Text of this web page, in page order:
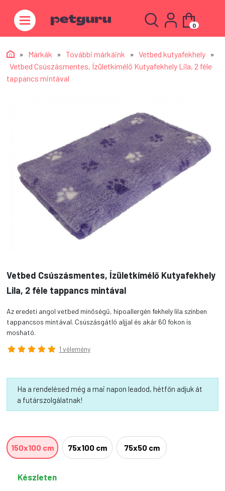
0
» Márkák » További márkáink » Vetbed kutyafekhely »
Vetbed Csúszásmentes, Ízületkímélő Kutyafekhely Lila, 2 féle
tappancs mintával
Vetbed Csúszásmentes, Ízületkímélő Kutyafekhely
Lila, 2 féle tappancs mintával
Az eredeti angol vetbed minőségű, hipoallergén fekhely lila színben
tappancsos mintával. Csúszásgátló aljjal és akár 60 fokon is
mosható.
1 vélemény
Ha a rendelésed még a mai napon leadod, hétfőn adjuk át
a futárszolgálatnak!
150x100 cm 75x100 cm 75x50 cm
Készleten